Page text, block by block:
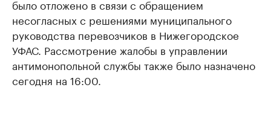
было отложено в связи с обращением
несогласных с решениями муниципального
руководства перевозчиков в Нижегородское
УФАС. Рассмотрение жалобы в управлении
антимонопольной службы также было назначено
сегодня на 16:00.